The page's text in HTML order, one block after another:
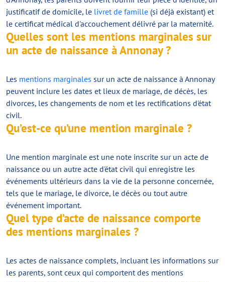
justificatif de domicile, le livret de famille (si déjà existant) et
le certificat médical d'accouchement délivré par la maternité.
Quelles sont les mentions marginales sur
un acte de naissance à Annonay ?
Les mentions marginales sur un acte de naissance à Annonay
peuvent inclure les dates et lieux de mariage, de décès, les
divorces, les changements de nom et les rectifications d'état
civil.
Qu’est-ce qu’une mention marginale ?
Une mention marginale est une note inscrite sur un acte de
naissance ou un autre acte d'état civil qui enregistre les
événements ultérieurs dans la vie de la personne concernée,
tels que le mariage, le divorce, le décès ou tout autre
événement important.
Quel type d’acte de naissance comporte
des mentions marginales ?
Les actes de naissance complets, incluant les informations sur
les parents, sont ceux qui comportent des mentions